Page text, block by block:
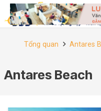
Tổng quan Antares
Antares Beach